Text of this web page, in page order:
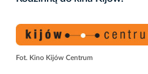
Fot. Kino Kijów Centrum